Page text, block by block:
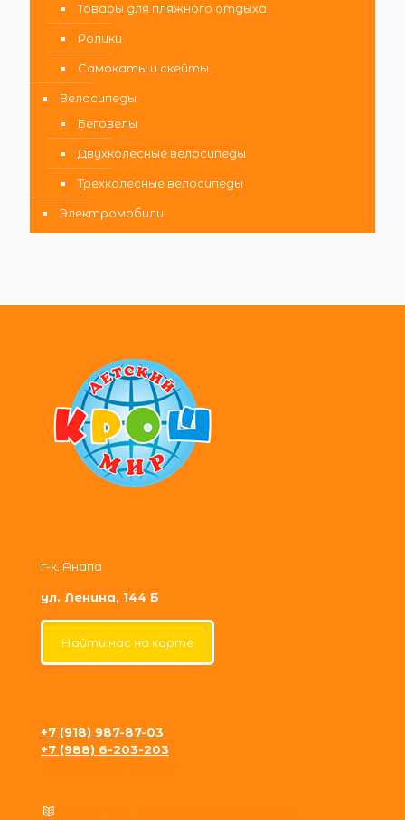
Товары для пляжного отдыха
Ролики
Самокаты и скейты
Велосипеды
Беговелы
Двухколесные велосипеды
Трехколесные велосипеды
Электромобили
г-к. Анапа
ул. Ленина, 144 Б
Найти нас на карте
+7 (918) 987-87-03
+7 (988) 6-203-203